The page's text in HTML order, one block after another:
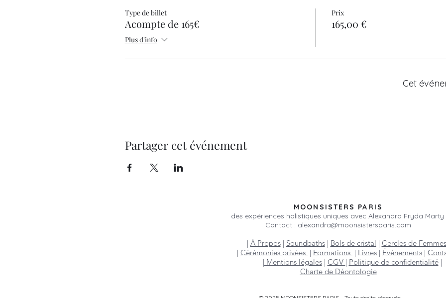
Type de billet
Acompte de 165€
Plus d'info
Prix
165,00 €
Cet
Partager cet événement
MOONSISTERS PARIS
des expériences holistiques uniques avec Alexandra Fryda Marty
Contact : alexandra@moonsistersparis.com
| À Propos | Soundbaths| Bols de cristal | Cercles de Femmes
| Cérémonies privées | Formations | Livres | Événements |
| Mentions légales| CGV | Politique de confidentialité |
Charte de Déontologie